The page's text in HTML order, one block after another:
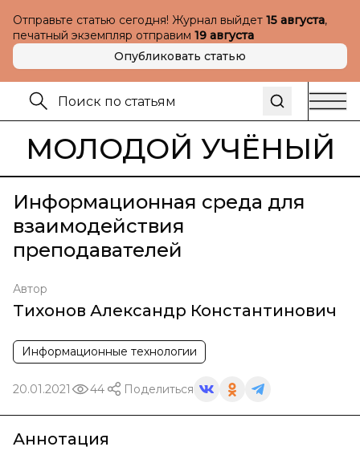
Отправьте статью сегодня! Журнал выйдет 15 августа,
печатный экземпляр отправим 19 августа
Опубликовать статью
МОЛОДОЙ УЧЁНЫЙ
Информационная среда для
взаимодействия
преподавателей
Автор
Тихонов Александр Константинович
Информационные технологии
20.01.2021 44 Поделиться
Аннотация